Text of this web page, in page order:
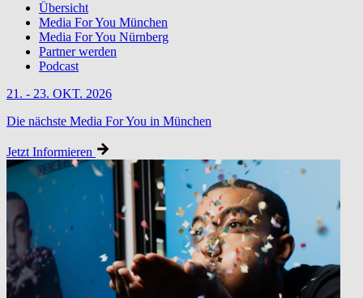
Übersicht
Media For You München
Media For You Nürnberg
Partner werden
Podcast
21. - 23. OKT. 2026
Die nächste Media For You in München
Jetzt Informieren